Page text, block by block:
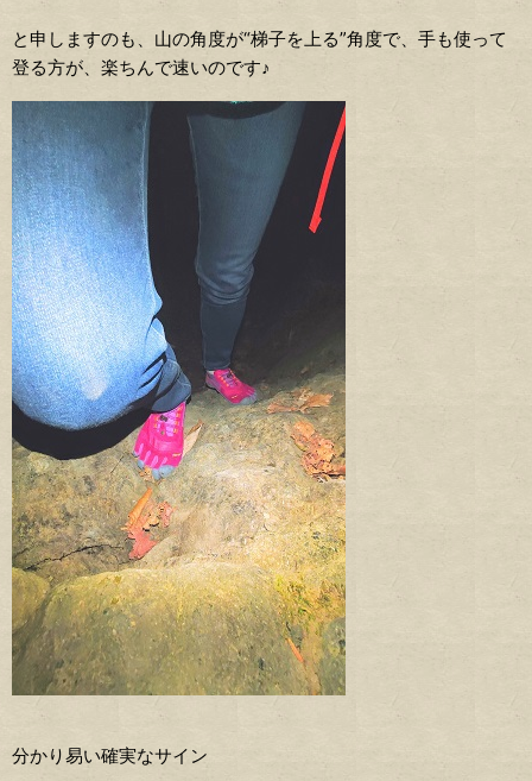
と申しますのも、山の角度が“梯子を上る”角度で、手も使って
登る方が、楽ちんで速いのです♪
分かり易い確実なサイン